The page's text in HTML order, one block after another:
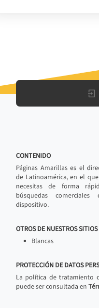
CONTENIDO
Páginas Amarillas es el
de Latinoamérica, en el
necesitas de forma
búsquedas
dispositivo.
OTROS DE NUESTROS SITIOS
Blancas
PROTECCIÓN DE DATOS
La política de tratamiento
puede ser consultada en